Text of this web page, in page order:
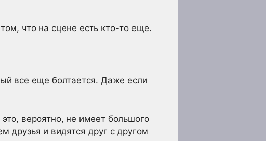
что на сцене есть кто-то еще.
все еще болтается. Даже если
вероятно, не имеет большого
друзья и видятся друг с другом